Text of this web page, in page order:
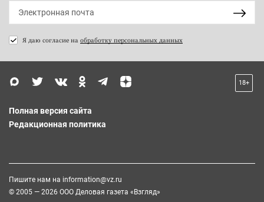
Я даю согласие на обработку персональных данных
18+
Полная версия сайта
Редакционная политика
Пишите нам на information@vz.ru
© 2005 — 2026 ООО Деловая газета «Взгляд»